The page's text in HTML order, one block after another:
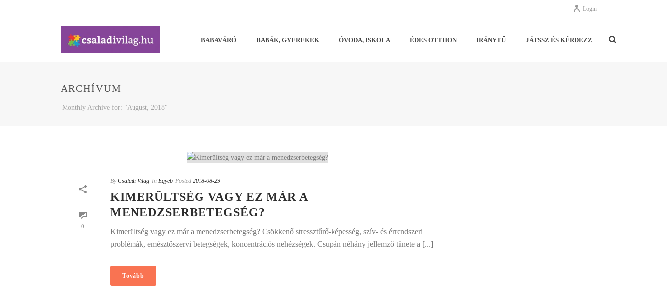
Login
BABAVÁRÓ BABÁK, GYEREKEK ÓVODA, ISKOLA ÉDES OTTHON IRÁNYTŰ JÁTSSZ ÉS KÉRDEZZ
ARCHÍVUM
Monthly Archive for: "August, 2018"
0
By Családi Világ In Egyéb Posted 2018-08-29
KIMERÜLTSÉG VAGY EZ MÁR A
MENEDZSERBETEGSÉG?
Kimerültség vagy ez már a menedzserbetegség? Csökkenő stressztűrő-képesség, szív- és érrendszeri
problémák, emésztőszervi betegségek, koncentrációs nehézségek. Csupán néhány jellemző tünete a [...]
Tovább